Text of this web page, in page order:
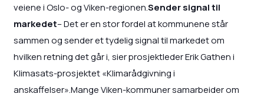
veiene i Oslo- og Viken-regionen.Sender signal til
markedet– Det er en stor fordel at kommunene står
sammen og sender et tydelig signal til markedet om
hvilken retning det går i, sier prosjektleder Erik Gathen i
Klimasats-prosjektet «Klimarådgivning i
anskaffelser».Mange Viken-kommuner samarbeider om